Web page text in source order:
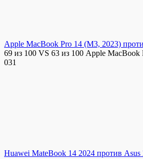
Apple MacBook Pro 14 (M3, 2023)
69 из 100 VS 63 из 100 Apple MacBook
031
Huawei MateBook 14 2024 против